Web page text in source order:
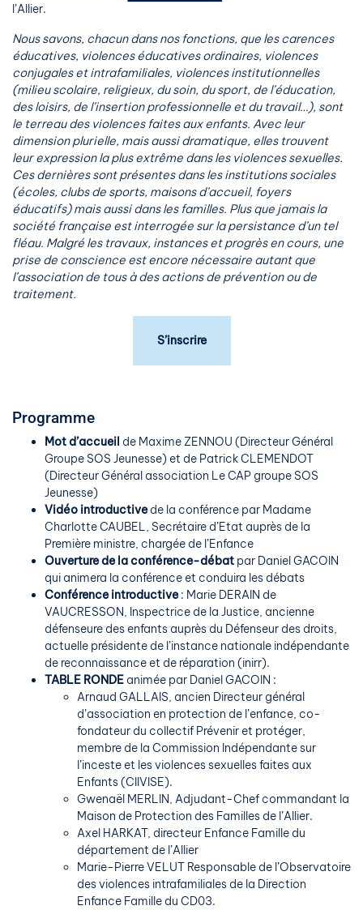
l’Allier.
Nous savons, chacun dans nos fonctions, que les carences
éducatives, violences éducatives ordinaires, violences
conjugales et intrafamiliales, violences institutionnelles
(milieu scolaire, religieux, du soin, du sport, de l’éducation,
des loisirs, de l’insertion professionnelle et du travail…), sont
le terreau des violences faites aux enfants. Avec leur
dimension plurielle, mais aussi dramatique, elles trouvent
leur expression la plus extrême dans les violences sexuelles.
Ces dernières sont présentes dans les institutions sociales
(écoles, clubs de sports, maisons d’accueil, foyers
éducatifs) mais aussi dans les familles. Plus que jamais la
société française est interrogée sur la persistance d’un tel
fléau. Malgré les travaux, instances et progrès en cours, une
prise de conscience est encore nécessaire autant que
l’association de tous à des actions de prévention ou de
traitement.
S’inscrire
Programme
Mot d’accueil de Maxime ZENNOU (Directeur Général
Groupe SOS Jeunesse) et de Patrick CLEMENDOT
(Directeur Général association Le CAP groupe SOS
Jeunesse)
Vidéo introductivede la conférence par Madame
Charlotte CAUBEL, Secrétaire d’Etat auprès de la
Première ministre, chargée de l’Enfance
Ouverture de la conférence-débat par Daniel GACOIN
qui animera la conférence et conduira les débats
Conférence introductive: Marie DERAIN de
VAUCRESSON, Inspectrice de la Justice, ancienne
défenseure des enfants auprès du Défenseur des droits,
actuelle présidente de l’instance nationale indépendante
de reconnaissance et de réparation (inirr).
TABLE RONDE animée par Daniel GACOIN :
Arnaud GALLAIS, ancien Directeur général
d’association en protection de l’enfance, co-
fondateur du collectif Prévenir et protéger,
membre de la Commission Indépendante sur
l’inceste et les violences sexuelles faites aux
Enfants (CIIVISE).
Gwenaël MERLIN, Adjudant-Chef commandant la
Maison de Protection des Familles de l’Allier.
Axel HARKAT, directeur Enfance Famille du
département de l’Allier
Marie-Pierre VELUT Responsable de l’Observatoire
des violences intrafamiliales de la Direction
Enfance Famille du CD03.